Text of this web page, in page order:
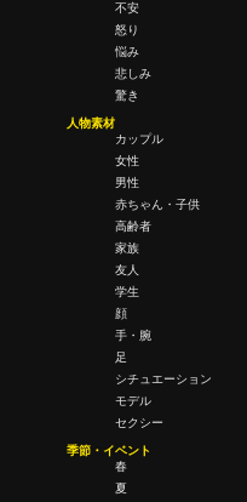
不安
怒り
悩み
悲しみ
驚き
人物素材
カップル
女性
男性
赤ちゃん・子供
高齢者
家族
友人
学生
顔
手・腕
足
シチュエーション
モデル
セクシー
季節・イベント
春
夏